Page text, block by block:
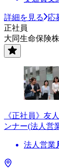
詳細を見る
応
正社員
大同生命保険
《正社員》友
ンナー(法人営
法人営業